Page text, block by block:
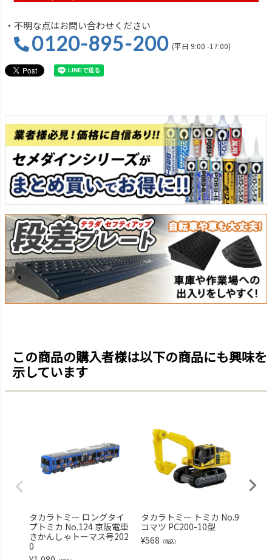
・不明な点はお問い合わせください
0120-895-200 (平日 9:00 -17:00)
この商品の購入者様は以下の商品にも興味を
示しています
タカラトミー ロングタイ
プトミカ No.124 京阪電車
きかんしゃトーマス号202
0
タカラトミー トミカ No.9
コマツ PC200-10型
¥568 （税込）